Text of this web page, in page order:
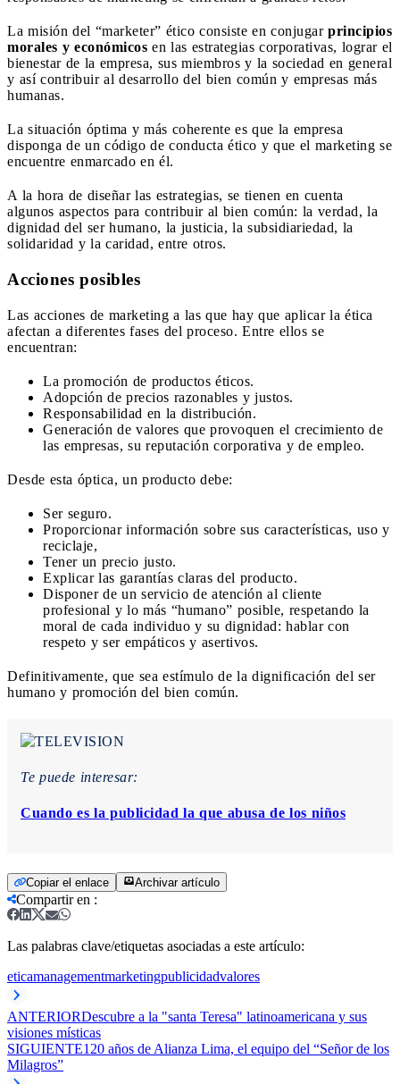
La misión del “marketer” ético consiste en conjugar principios
morales y económicos en las estrategias corporativas, lograr el
bienestar de la empresa, sus miembros y la sociedad en general
y así contribuir al desarrollo del bien común y empresas más
humanas.
La situación óptima y más coherente es que la empresa
disponga de un código de conducta ético y que el marketing se
encuentre enmarcado en él.
A la hora de diseñar las estrategias, se tienen en cuenta
algunos aspectos para contribuir al bien común: la verdad, la
dignidad del ser humano, la justicia, la subsidiariedad, la
solidaridad y la caridad, entre otros.
Acciones posibles
Las acciones de marketing a las que hay que aplicar la ética
afectan a diferentes fases del proceso. Entre ellos se
encuentran:
La promoción de productos éticos.
Adopción de precios razonables y justos.
Responsabilidad en la distribución.
Generación de valores que provoquen el crecimiento de
las empresas, su reputación corporativa y de empleo.
Desde esta óptica, un producto debe:
Ser seguro.
Proporcionar información sobre sus características, uso y
reciclaje,
Tener un precio justo.
Explicar las garantías claras del producto.
Disponer de un servicio de atención al cliente
profesional y lo más “humano” posible, respetando la
moral de cada individuo y su dignidad: hablar con
respeto y ser empáticos y asertivos.
Definitivamente, que sea estímulo de la dignificación del ser
humano y promoción del bien común.
Te puede interesar:
Cuando es la publicidad la que abusa de los niños
Copiar el enlace Archivar artículo
Compartir en :
Las palabras clave/etiquetas asociadas a este artículo:
eticamanagementmarketingpublicidadvalores
ANTERIORDescubre a la "santa Teresa" latinoamericana y sus
visiones místicas
SIGUIENTE120 años de Alianza Lima, el equipo del “Señor de los
Milagros”